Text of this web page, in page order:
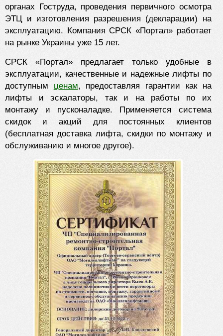
органах Гоструда, проведения первичного осмотра
ЭТЦ и изготовления разрешения (декларации) на
эксплуатацию. Компания СРСК «Портал» работает
на рынке Украины уже 15 лет.
СРСК «Портал» предлагает только удобные в
эксплуатации, качественные и надежные лифты по
доступным ценам, предоставляя гарантии как на
лифты и эскалаторы, так и на работы по их
монтажу и пусконаладке. Применяется система
скидок и акций для постоянных клиентов
(бесплатная доставка лифта, скидки по монтажу и
обслуживанию и многое другое).